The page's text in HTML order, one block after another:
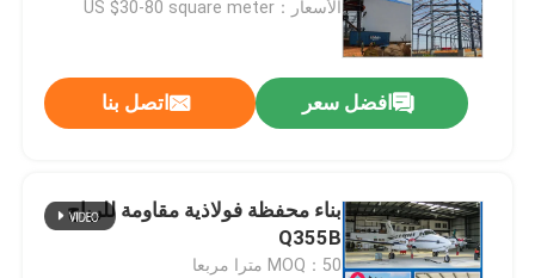
الأسعار：US $30-80 square meter
افضل سعر اتصل بنا
بناء محفظة فولاذية مقاومة للرياح
Q355B
MOQ：50 مترا مربعا